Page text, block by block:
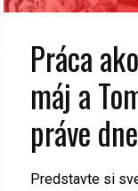
Práca
máj a
práve
Predstavte si